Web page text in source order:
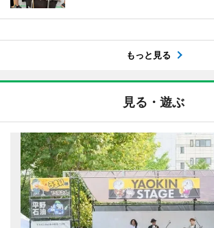
もっと見る
見る・遊ぶ